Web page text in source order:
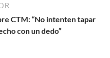
CTM: “No intenten tapar
con un dedo”